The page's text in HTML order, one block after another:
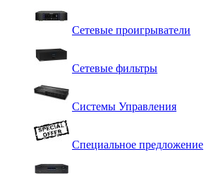
Сетевые проигрыватели
Сетевые фильтры
Системы Управления
Специальное предложение